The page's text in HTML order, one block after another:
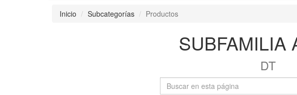
Inicio Subcategorías Productos
SUBFAMILIA
DT